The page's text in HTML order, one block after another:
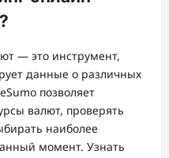
— это инструмент,
данные о различных
позволяет
валют, проверять
наиболее
момент. Узнать